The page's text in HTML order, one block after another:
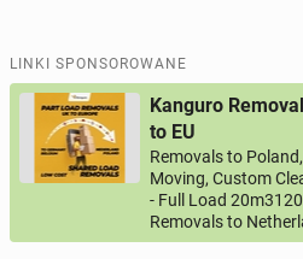
LINKI SPONSOROWANE
Kanguro
to EU
Removals to
Moving, Custom
- Full Load
Removals to